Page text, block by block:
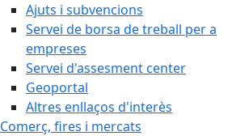
Ajuts i subvencions
Servei de borsa de treball per a
empreses
Servei d'assesment center
Geoportal
Altres enllaços d'interès
Comerç, fires i mercats